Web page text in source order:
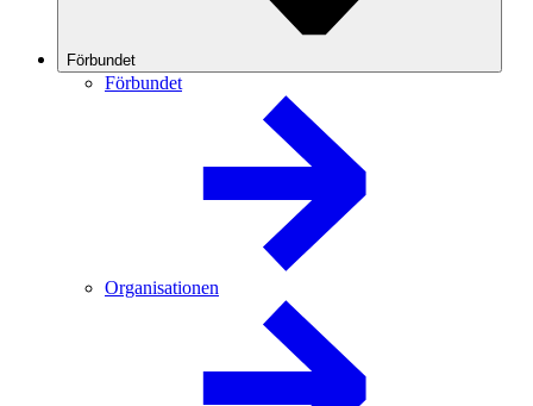
Förbundet
Förbundet
Organisationen